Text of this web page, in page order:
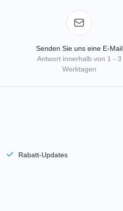
Senden Sie uns eine E-Mail
Antwort innerhalb von 1 - 3
Werktagen
Rabatt-Updates